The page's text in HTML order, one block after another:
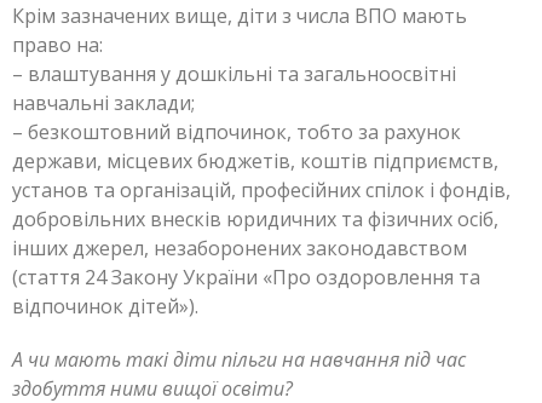
Крім зазначених вище, діти з числа ВПО мають
право на:
– влаштування у дошкільні та загальноосвітні
навчальні заклади;
– безкоштовний відпочинок, тобто за рахунок
держави, місцевих бюджетів, коштів підприємств,
установ та організацій, професійних спілок і фондів,
добровільних внесків юридичних та фізичних осіб,
інших джерел, незаборонених законодавством
(стаття 24 Закону України «Про оздоровлення та
відпочинок дітей»).
А чи мають такі діти пільги на навчання під час
здобуття ними вищої освіти?